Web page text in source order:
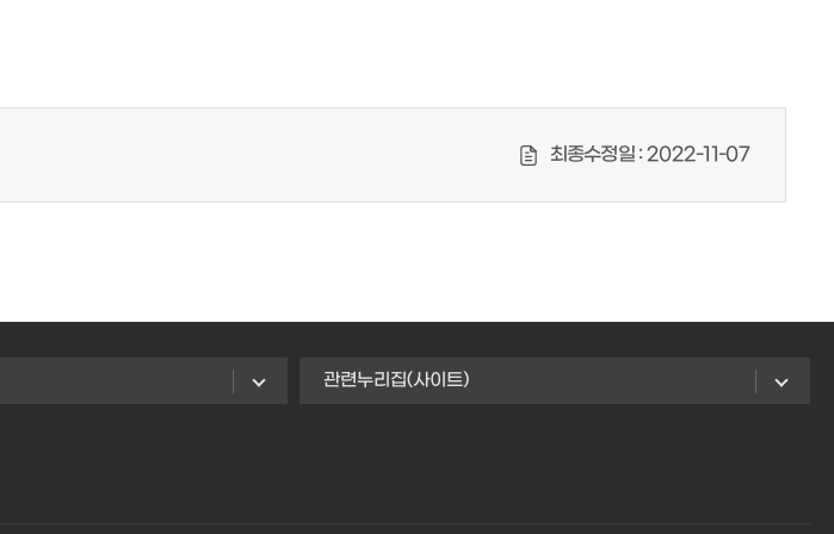
최종수정일 : 2022-11-07
관련누리집(사이트)